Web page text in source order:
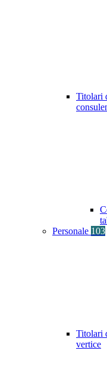
Titolari
Personale 103
Titolari
vertice